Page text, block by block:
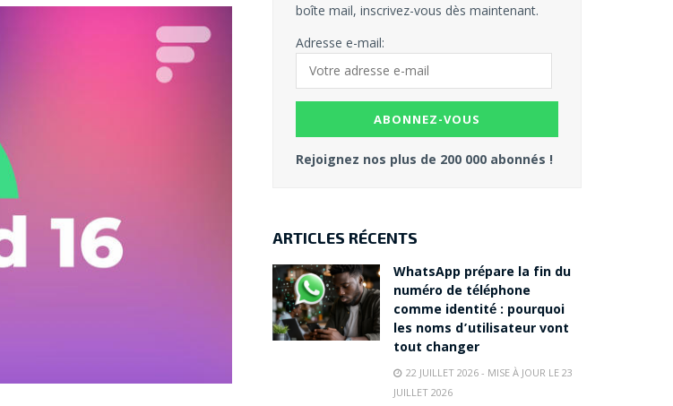
boîte mail, inscrivez-vous dès maintenant.
Adresse e-mail:
Rejoignez nos plus de 200 000 abonnés !
ARTICLES RÉCENTS
WhatsApp prépare la fin du
numéro de téléphone
comme identité : pourquoi
les noms d’utilisateur vont
tout changer
22 JUILLET 2026 - MISE À JOUR LE 23
JUILLET 2026